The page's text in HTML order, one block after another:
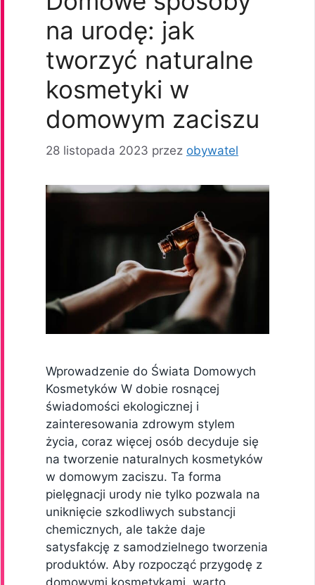
na urodę: jak
tworzyć naturalne
kosmetyki w
domowym zaciszu
28 listopada 2023 przez obywatel
Wprowadzenie do Świata Domowych
Kosmetyków W dobie rosnącej
świadomości ekologicznej i
zainteresowania zdrowym stylem
życia, coraz więcej osób decyduje się
na tworzenie naturalnych kosmetyków
w domowym zaciszu. Ta forma
pielęgnacji urody nie tylko pozwala na
uniknięcie szkodliwych substancji
chemicznych, ale także daje
satysfakcję z samodzielnego tworzenia
produktów. Aby rozpocząć przygodę z
domowymi kosmetykami, warto